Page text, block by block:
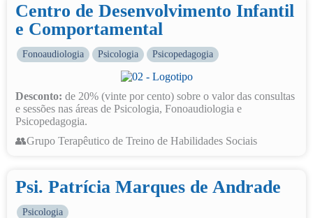
Centro de Desenvolvimento Infantil
e Comportamental
Fonoaudiologia Psicologia Psicopedagogia
Desconto: de 20% (vinte por cento) sobre o valor das consultas
e sessões nas áreas de Psicologia, Fonoaudiologia e
Psicopedagogia.
👥Grupo Terapêutico de Treino de Habilidades Sociais
Psi. Patrícia Marques de Andrade
Psicologia